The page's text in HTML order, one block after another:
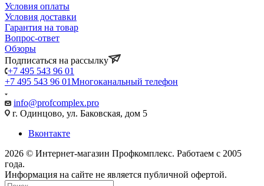
Условия оплаты
Условия доставки
Гарантия на товар
Вопрос-ответ
Обзоры
Подписаться на рассылку
+7 495 543 96 01
+7 495 543 96 01Многоканальный телефон
info@profcomplex.pro
г. Одинцово, ул. Баковская, дом 5
Вконтакте
2026 © Интернет-магазин Профкомплекс. Работаем с 2005
года.
Информация на сайте не является публичной офертой.